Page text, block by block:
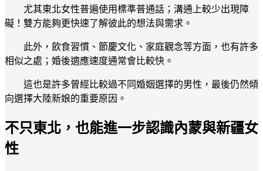
尤其東北女性普遍使用標準普通話；溝通上較少出現障
礙！雙方能夠更快速了解彼此的想法與需求。
此外，飲食習慣、節慶文化、家庭觀念等方面，也有許多
相似之處；婚後適應速度通常會比較快。
這也是許多曾經比較過不同婚姻選擇的男性，最後仍然傾
向選擇大陸新娘的重要原因。
不只東北，也能進一步認識內蒙與新疆女
性